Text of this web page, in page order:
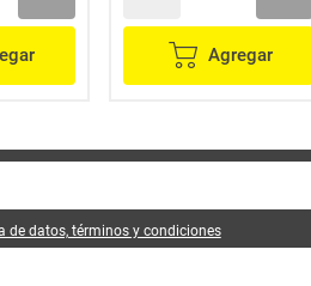
Agregar
de datos, términos y condiciones